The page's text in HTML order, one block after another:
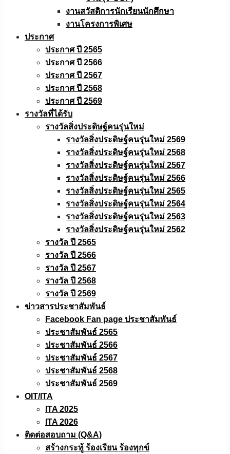
งานสวัสดิการนักเรียนนักศึกษา
งานโครงการพิเศษ
ประกาศ
ประกาศ ปี 2565
ประกาศ ปี 2566
ประกาศ ปี 2567
ประกาศ ปี 2568
ประกาศ ปี 2569
รางวัลที่ได้รับ
รางวัลสิ่งประดิษฐ์คนรุ่นใหม่
รางวัลสิ่งประดิษฐ์คนรุ่นใหม่ 2569
รางวัลสิ่งประดิษฐ์คนรุ่นใหม่ 2568
รางวัลสิ่งประดิษฐ์คนรุ่นใหม่ 2567
รางวัลสิ่งประดิษฐ์คนรุ่นใหม่ 2566
รางวัลสิ่งประดิษฐ์คนรุ่นใหม่ 2565
รางวัลสิ่งประดิษฐ์คนรุ่นใหม่ 2564
รางวัลสิ่งประดิษฐ์คนรุ่นใหม่ 2563
รางวัลสิ่งประดิษฐ์คนรุ่นใหม่ 2562
รางวัล ปี 2565
รางวัล ปี 2566
รางวัล ปี 2567
รางวัล ปี 2568
รางวัล ปี 2569
ข่าวสารประชาสัมพันธ์
Facebook Fan page ประชาสัมพันธ์
ประชาสัมพันธ์ 2565
ประชาสัมพันธ์ 2566
ประชาสัมพันธ์ 2567
ประชาสัมพันธ์ 2568
ประชาสัมพันธ์ 2569
OIT/ITA
ITA 2025
ITA 2026
ติดต่อสอบถาม (Q&A)
สร้างกระทู้ ร้องเรียน ร้องทุกข์